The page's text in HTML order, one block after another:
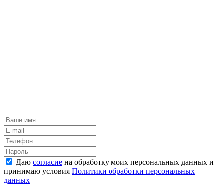
Даю согласие на обработку моих персональных данных и
принимаю условия Политики обработки персональных
данных